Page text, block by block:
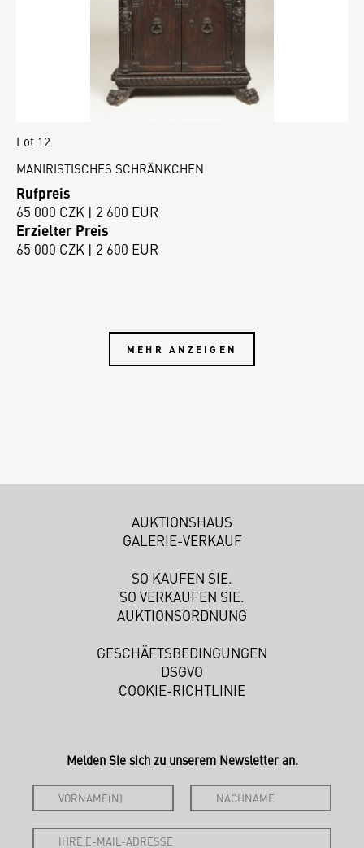
Lot 12
MANIRISTISCHES SCHRÄNKCHEN
Rufpreis
65 000 CZK | 2 600 EUR
Erzielter Preis
65 000 CZK | 2 600 EUR
MEHR ANZEIGEN
AUKTIONSHAUS
GALERIE-VERKAUF
SO KAUFEN SIE.
SO VERKAUFEN SIE.
AUKTIONSORDNUNG
GESCHÄFTSBEDINGUNGEN
DSGVO
COOKIE-RICHTLINIE
Melden Sie sich zu unserem Newsletter an.